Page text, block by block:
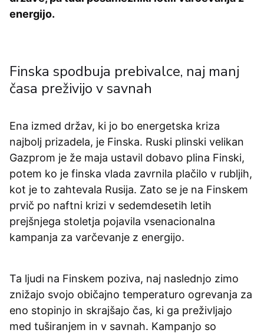
energijo.
Finska spodbuja prebivalce, naj manj
časa preživijo v savnah
Ena izmed držav, ki jo bo energetska kriza
najbolj prizadela, je Finska. Ruski plinski velikan
Gazprom je že maja ustavil dobavo plina Finski,
potem ko je finska vlada zavrnila plačilo v rubljih,
kot je to zahtevala Rusija. Zato se je na Finskem
prvič po naftni krizi v sedemdesetih letih
prejšnjega stoletja pojavila vsenacionalna
kampanja za varčevanje z energijo.
Ta ljudi na Finskem poziva, naj naslednjo zimo
znižajo svojo običajno temperaturo ogrevanja za
eno stopinjo in skrajšajo čas, ki ga preživljajo
med tuširanjem in v savnah. Kampanjo so